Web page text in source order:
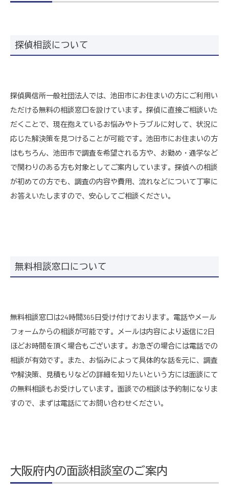
探偵相談について
探偵興信所一般社団法人では、池田市にお住まいの方にご利用い
ただける無料の相談窓口を設けています。探偵に直接ご相談いた
だくことで、現在抱えているお悩みやトラブルに対して、状況に
応じた解決策を見つけることが可能です。池田市にお住まいの方
はもちろん、池田市で調査を希望される方や、お勤め・通学など
で関わりのある方も対象としてご案内しています。探偵への相談
が初めての方でも、調査の内容や費用、流れなどについて丁寧に
お答えいたしますので、安心してご相談ください。
無料相談窓口について
無料相談窓口は24時間365日受け付けております。電話やメール
フォームからの相談が可能です。メールは内容により返信に2日
ほどお時間を頂く場合もございます。お急ぎの場合には電話での
相談が有効です。また、お悩みによって具体的な話を元に、調査
や解決策、見積もりなどの詳細を知りたいという方には面談にて
の無料相談もお受けしています。面談での相談は予約制になりま
すので、まずは電話にてお問い合わせください。
大阪府内の面談相談室のご案内